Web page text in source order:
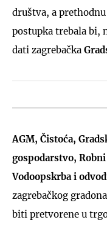
društva, a
postupka trebala bi,
dati zagrebačka
AGM, Čistoća,
gospodarstvo,
Vodoopskrba i
zagrebačkog
biti pretvorene u